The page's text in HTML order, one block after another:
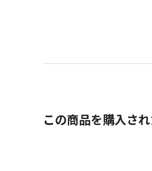
この商品を購入さ